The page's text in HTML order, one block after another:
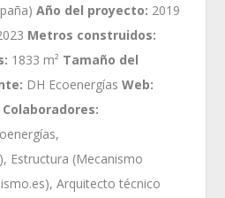
Año del proyecto: 2019
Metros construidos:
1833 m² Tamaño del
DH Ecoenergías Web:
Colaboradores:
Estructura (Mecanismo
Arquitecto técnico